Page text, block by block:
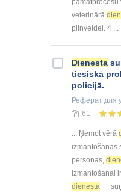
pamatprocesu
veterinārā
pilnveidei. 4 ...
Dienesta
tiesiskā
policijā.
Реферат для
61
... Ņemot vērā
izmantošanas
personas,
izmantošanai
dienesta